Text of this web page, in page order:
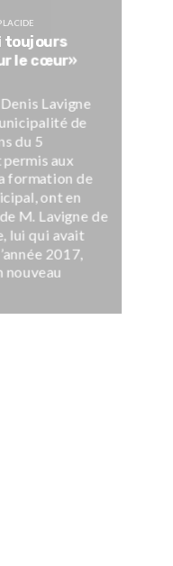
toujours
le cœur»
Lavigne
de
du 5
aux
formation de
ont en
M. Lavigne de
lui qui avait
2017,
nouveau